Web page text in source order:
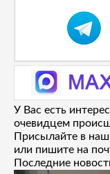
У Вас есть
очевидцем
Присылайте в наш
или пишите на
Последние